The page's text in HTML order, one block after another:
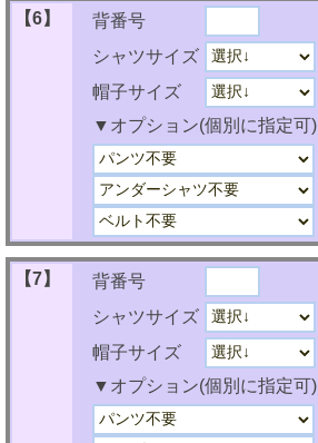
【6】
背番号
シャツサイズ
帽子サイズ
▼オプション(個別に指定可)
【7】
背番号
シャツサイズ
帽子サイズ
▼オプション(個別に指定可)